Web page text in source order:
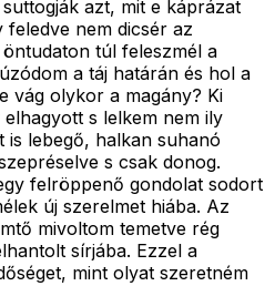
azt, mit e káprázat
feledve nem dicsér az
túl feleszmél a
a táj határán és hol a
vág olykor a magány? Ki
s lelkem nem ily
lebegő, halkan suhanó
s csak donog.
felröppenő gondolat sodort
új szerelmet hiába. Az
mivoltom temetve rég
sírjába. Ezzel a
mint olyat szeretném